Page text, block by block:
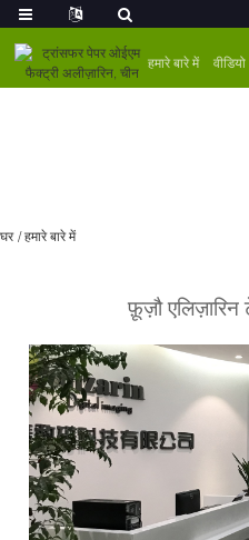
हमारे बारे में वीडियो
घर हमारे बारे में
फ़ूज़ौ